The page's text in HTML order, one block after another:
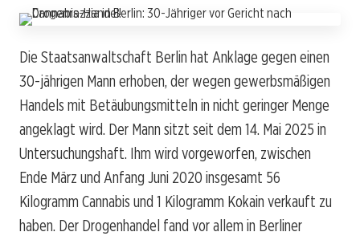
Die Staatsanwaltschaft Berlin hat Anklage gegen einen
30-jährigen Mann erhoben, der wegen gewerbsmäßigen
Handels mit Betäubungsmitteln in nicht geringer Menge
angeklagt wird. Der Mann sitzt seit dem 14. Mai 2025 in
Untersuchungshaft. Ihm wird vorgeworfen, zwischen
Ende März und Anfang Juni 2020 insgesamt 56
Kilogramm Cannabis und 1 Kilogramm Kokain verkauft zu
haben. Der Drogenhandel fand vor allem in Berliner